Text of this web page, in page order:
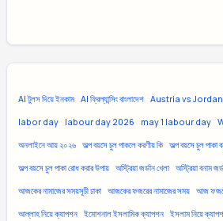
AI টুলস দিয়ে ইনকাম AI ফ্রিল্যান্সিং বাংলাদেশ Austria vs
labor day labour day 2026 may 1 labour day
অনলাইনে আয় ২০২৬ অল্প বয়সে চুল পাকলে করণীয় কি অল্প বয়সে চুল পাকা
অল্প বয়সে চুল পাকা রোধ করার উপায় অস্ট্রিয়া জর্ডান খেলা অস্ট্রিয়া বনাম
আজকের নামাজের সময়সূচী ঢাকা আজকের ফজরের নামাজের সময় আজ
আল্লাহ নিয়ে ক্যাপশন ইমোশনাল ইসলামিক ক্যাপশন ইসলাম নিয়ে